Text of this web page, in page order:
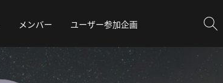
メンバー ユーザー参加企画